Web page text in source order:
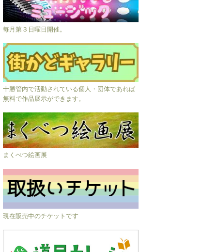
毎月第３日曜日開催。
十勝管内で活動されている個人・団体であれば
無料で作品展示ができます。
まくべつ絵画展
現在販売中のチケットです